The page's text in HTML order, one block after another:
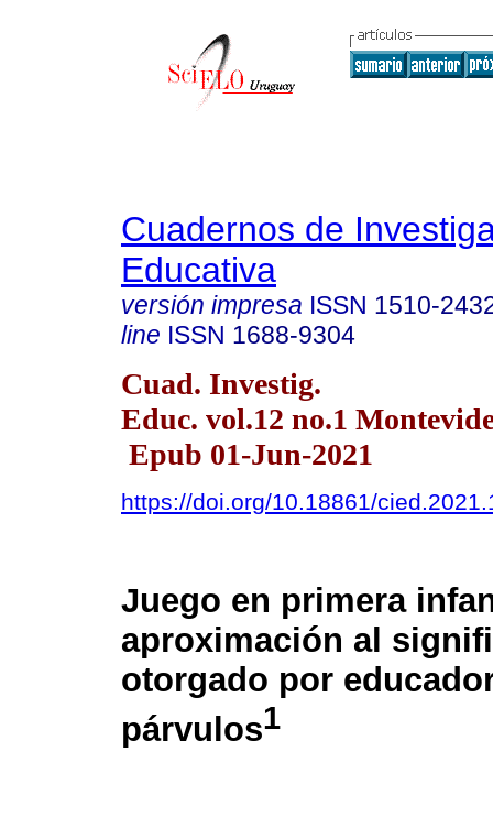
Cuadernos de
Educativa
versión impresa ISSN 1510-
line ISSN 1688-9304
Cuad. Investig.
Educ. vol.12 no.1
Epub 01-Jun-2021
https://doi.org/10.18861/
Juego en primera
aproximación al
otorgado por
párvulos1